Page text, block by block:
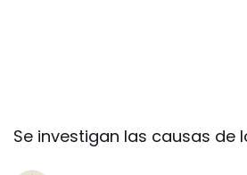
Se investigan las causas de